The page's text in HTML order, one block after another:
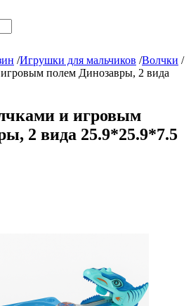
/Игрушки для мальчиков /Волчки /
полем Динозавры, 2 вида
и игровым
2 вида 25.9*25.9*7.5